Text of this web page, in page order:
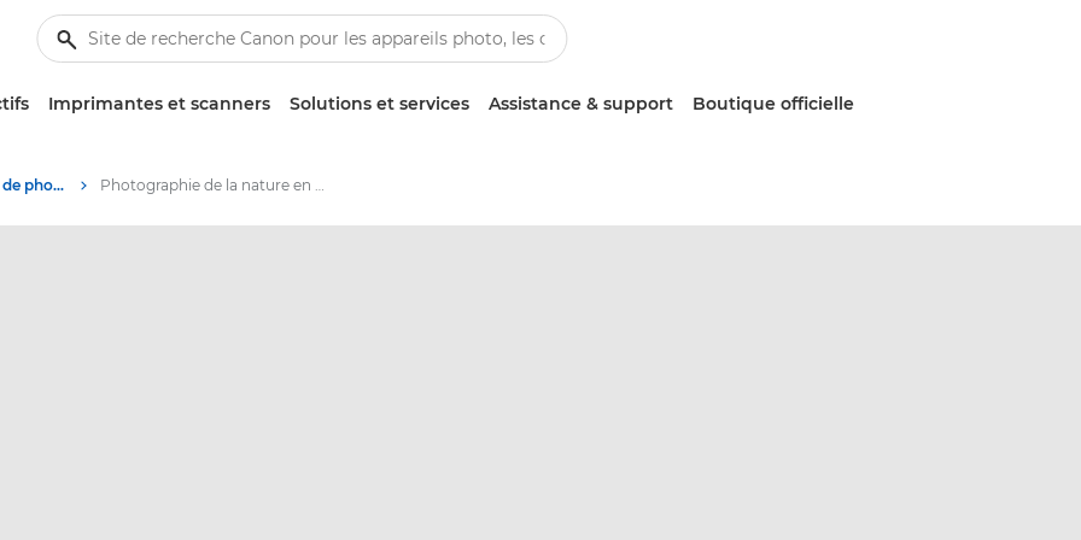
Imprimantes et scanners Solutions et services Assistance & support Boutique officielle
Des histoires à propos de photographie et de créativité Photographie de la nature en noir et blanc